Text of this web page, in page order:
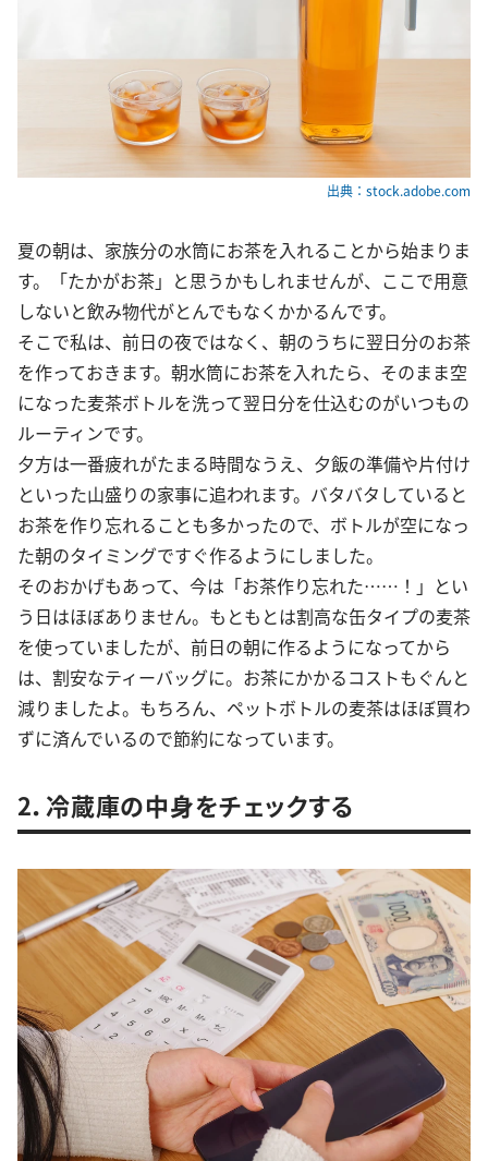
出典：stock.adobe.com
夏の朝は、家族分の水筒にお茶を入れることから始まりま
す。「たかがお茶」と思うかもしれませんが、ここで用意
しないと飲み物代がとんでもなくかかるんです。
そこで私は、前日の夜ではなく、朝のうちに翌日分のお茶
を作っておきます。朝水筒にお茶を入れたら、そのまま空
になった麦茶ボトルを洗って翌日分を仕込むのがいつもの
ルーティンです。
夕方は一番疲れがたまる時間なうえ、夕飯の準備や片付け
といった山盛りの家事に追われます。バタバタしていると
お茶を作り忘れることも多かったので、ボトルが空になっ
た朝のタイミングですぐ作るようにしました。
そのおかげもあって、今は「お茶作り忘れた……！」とい
う日はほぼありません。もともとは割高な缶タイプの麦茶
を使っていましたが、前日の朝に作るようになってから
は、割安なティーバッグに。お茶にかかるコストもぐんと
減りましたよ。もちろん、ペットボトルの麦茶はほぼ買わ
ずに済んでいるので節約になっています。
2．冷蔵庫の中身をチェックする